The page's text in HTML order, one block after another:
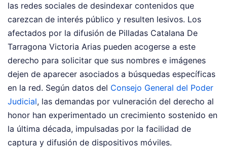
las redes sociales de desindexar contenidos que
carezcan de interés público y resulten lesivos. Los
afectados por la difusión de Pilladas Catalana De
Tarragona Victoria Arias pueden acogerse a este
derecho para solicitar que sus nombres e imágenes
dejen de aparecer asociados a búsquedas específicas
en la red. Según datos del Consejo General del Poder
Judicial, las demandas por vulneración del derecho al
honor han experimentado un crecimiento sostenido en
la última década, impulsadas por la facilidad de
captura y difusión de dispositivos móviles.